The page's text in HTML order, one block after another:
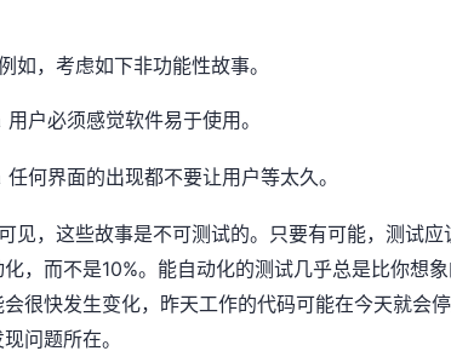
如，考虑如下非功能性故事。
用户必须感觉软件易于使用。
任何界面的出现都不要让用户等太久。
可见，这些故事是不可测试的。只要有可能，测试
化，而不是10%。能自动化的测试几乎总是比你想
会很快发生变化，昨天工作的代码可能在今天就会
问题所在。